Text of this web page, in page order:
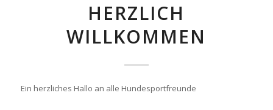
HERZLICH
WILLKOMMEN
Ein herzliches Hallo an alle Hundesportfreunde